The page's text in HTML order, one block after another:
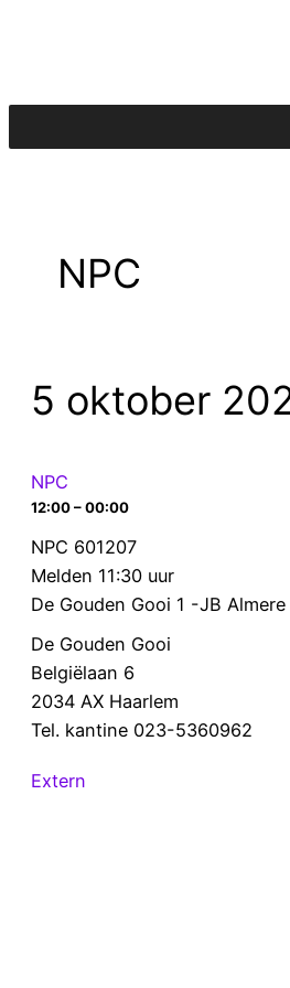
inhoud
NPC
5 oktober
NPC
12:00 – 00:00
NPC 601207
Melden 11:30 uur
De Gouden Gooi 1 -JB Almere
De Gouden Gooi
Belgiëlaan 6
2034 AX Haarlem
Tel. kantine 023-5360962
Extern